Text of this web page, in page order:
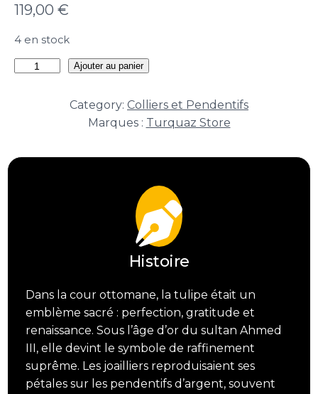
119,00 €
4 en stock
quantité
Lale
Ajouter au panier
Category: Colliers et Pendentifs
Marques : Turquaz Store
Histoire
Dans la cour ottomane, la tulipe était un
emblème sacré : perfection, gratitude et
renaissance. Sous l’âge d’or du sultan Ahmed
III, elle devint le symbole de raffinement
suprême. Les joailliers reproduisaient ses
pétales sur les pendentifs d’argent, souvent